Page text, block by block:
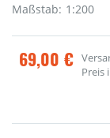
Maßstab: 1:200
69,00 €
Preis